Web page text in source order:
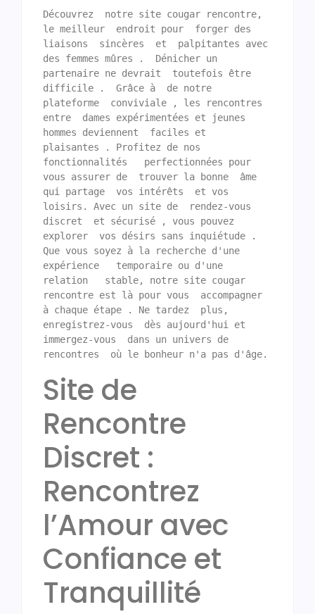
Découvrez  notre site cougar rencontre,
le meilleur  endroit pour  forger des
liaisons  sincères  et  palpitantes avec
des femmes mûres .  Dénicher un
partenaire ne devrait  toutefois être
difficile .  Grâce à  de notre
plateforme  conviviale , les rencontres
entre  dames expérimentées et jeunes
hommes deviennent  faciles et
plaisantes . Profitez de nos
fonctionnalités   perfectionnées pour
vous assurer de  trouver la bonne  âme
qui partage  vos intérêts  et vos
loisirs. Avec un site de  rendez-vous
discret  et sécurisé , vous pouvez
explorer  vos désirs sans inquiétude .
Que vous soyez à la recherche d'une
expérience   temporaire ou d'une
relation   stable, notre site cougar
rencontre est là pour vous  accompagner
à chaque étape . Ne tardez  plus,
enregistrez-vous  dès aujourd'hui et
immergez-vous  dans un univers de
Site de
Rencontre
Discret :
Rencontrez
l’Amour avec
Confiance et
Tranquillité